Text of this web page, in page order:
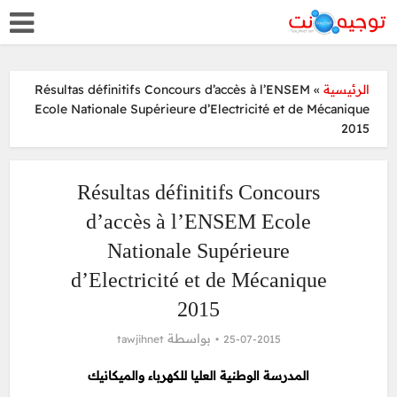
الرئيسية »
Résultas définitifs Concours d’accès à l’ENSEM
Ecole Nationale Supérieure d’Electricité et de Mécanique
2015
Résultas définitifs Concours
d’accès à l’ENSEM Ecole
Nationale Supérieure
d’Electricité et de Mécanique
2015
25-07-2015 بواسطةtawjihnet
المدرسة الوطنية العليا للكهرباء والميكانيك